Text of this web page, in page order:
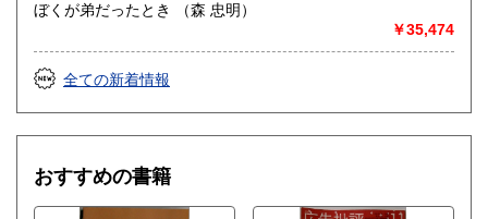
ぼくが弟だったとき （森 忠明）
￥35,474
全ての新着情報
おすすめの書籍